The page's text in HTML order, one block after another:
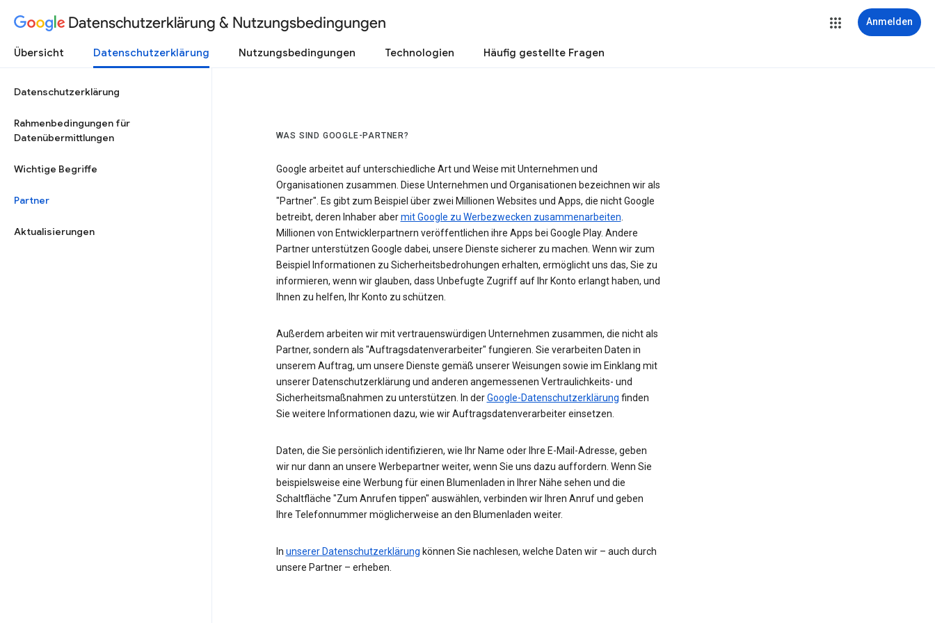
Datenschutzerklärung & Nutzungsbedingungen Anmelden
Übersicht Datenschutzerklärung Nutzungsbedingungen Technologien Häufig gestellte Fragen
Datenschutzerklärung
Rahmenbedingungen für
Datenübermittlungen
Wichtige Begriffe
Partner
Aktualisierungen
WAS SIND GOOGLE-PARTNER?
Google arbeitet auf unterschiedliche Art und Weise mit Unternehmen und
Organisationen zusammen. Diese Unternehmen und Organisationen bezeichnen wir als
"Partner". Es gibt zum Beispiel über zwei Millionen Websites und Apps, die nicht Google
betreibt, deren Inhaber abermit Google zu Werbezwecken zusammenarbeiten.
Millionen von Entwicklerpartnern veröffentlichen ihre Apps bei Google Play. Andere
Partner unterstützen Google dabei, unsere Dienste sicherer zu machen. Wenn wir zum
Beispiel Informationen zu Sicherheitsbedrohungen erhalten, ermöglicht uns das, Sie zu
informieren, wenn wir glauben, dass Unbefugte Zugriff auf Ihr Konto erlangt haben, und
Ihnen zu helfen, Ihr Konto zu schützen.
Außerdem arbeiten wir mit vertrauenswürdigen Unternehmen zusammen, die nicht als
Partner, sondern als "Auftragsdatenverarbeiter" fungieren. Sie verarbeiten Daten in
unserem Auftrag, um unsere Dienste gemäß unserer Weisungen sowie im Einklang mit
unserer Datenschutzerklärung und anderen angemessenen Vertraulichkeits- und
Sicherheitsmaßnahmen zu unterstützen. In derGoogle-Datenschutzerklärung finden
Sie weitere Informationen dazu, wie wir Auftragsdatenverarbeiter einsetzen.
Daten, die Sie persönlich identifizieren, wie Ihr Name oder Ihre E-Mail-Adresse, geben
wir nur dann an unsere Werbepartner weiter, wenn Sie uns dazu auffordern. Wenn Sie
beispielsweise eine Werbung für einen Blumenladen in Ihrer Nähe sehen und die
Schaltfläche "Zum Anrufen tippen" auswählen, verbinden wir Ihren Anruf und geben
Ihre Telefonnummer möglicherweise an den Blumenladen weiter.
In unserer Datenschutzerklärung können Sie nachlesen, welche Daten wir – auch durch
unsere Partner – erheben.